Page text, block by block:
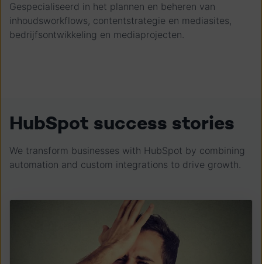
Gespecialiseerd in het plannen en beheren van
inhoudsworkflows, contentstrategie en mediasites,
bedrijfsontwikkeling en mediaprojecten.
HubSpot success stories
We transform businesses with HubSpot by combining
automation and custom integrations to drive growth.